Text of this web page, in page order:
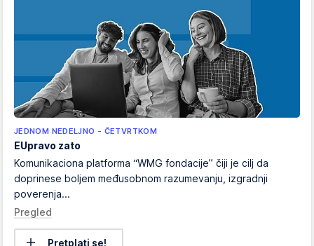
JEDNOM NEDELJNO - ČETVRTKOM
EUpravo zato
Komunikaciona platforma “WMG fondacije” čiji je cilj da
doprinese boljem međusobnom razumevanju, izgradnji
poverenja...
Pregled
Pretplati se!